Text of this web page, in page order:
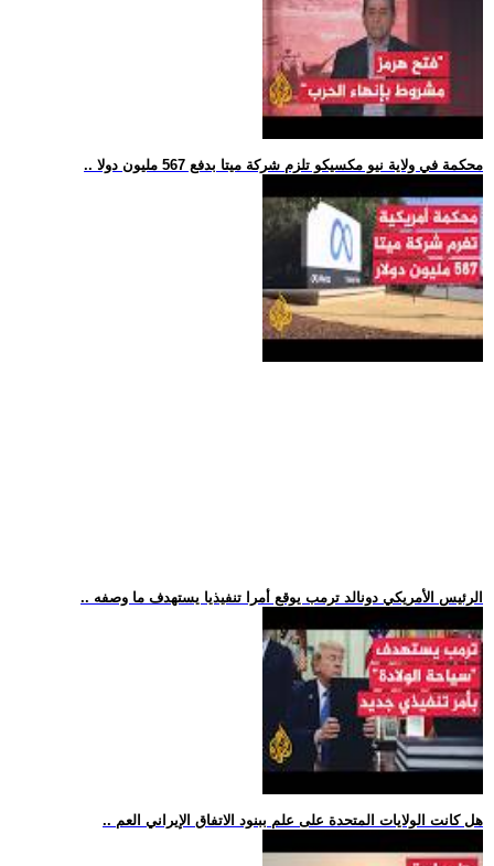
.. محكمة في ولاية نيو مكسيكو تلزم شركة ميتا بدفع 567 مليون دولا
.. الرئيس الأمريكي دونالد ترمب يوقع أمرا تنفيذيا يستهدف ما وصفه
.. هل كانت الولايات المتحدة على علم ببنود الاتفاق الإيراني العم